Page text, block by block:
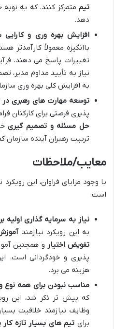
تیم متمرکز کنند، که به
دهد.
افزایش بهره وری و کارایی
باانگیزه معمولاً کارآمدتر
تغییرات پاسخ می دهند،
نیاز به تأیید مداوم مدیر،
به افزایش کلی بهره وری
توسعه مهارت های رهبری در
پذیری فرصتی برای کارکنان
حل مسئله و تصمیم گیری
تربیت رهبران آینده سازمان
معایب/ملاحظات
با وجود مزایای فراوان، این
است:
نیاز به سرمایه گذاری
به این رویکرد نیازمند
تفویض اختیار و همچنین
پذیری و خودگردانی است.
هزینه می برد.
مناسب نبودن برای همه نوع
که پیش تر ذکر شد، این
وظایف نیازمند خلاقیت
برای تیم های بسیار تازه